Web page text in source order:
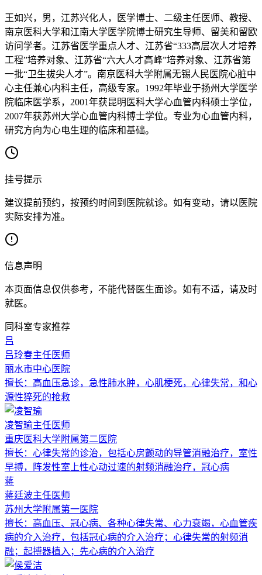
王如兴，男，江苏兴化人，医学博士、二级主任医师、教授、
南京医科大学和江南大学医学院博士研究生导师、留美和留欧
访问学者。江苏省医学重点人才、江苏省“333高层次人才培养
工程”培养对象、江苏省“六大人才高峰”培养对象、江苏省第
一批“卫生拔尖人才”。南京医科大学附属无锡人民医院心脏中
心主任兼心内科主任，高级专家。1992年毕业于扬州大学医学
院临床医学系，2001年获昆明医科大学心血管内科硕士学位，
2007年获苏州大学心血管内科博士学位。专业为心血管内科，
研究方向为心电生理的临床和基础。
挂号提示
建议提前预约，按预约时间到医院就诊。如有变动，请以医院
实际安排为准。
信息声明
本页面信息仅供参考，不能代替医生面诊。如有不适，请及时
就医。
同科室专家推荐
吕
吕玲春主任医师
丽水市中心医院
擅长： 高血压急诊，急性肺水肿，心肌梗死，心律失常，和心
源性猝死的抢救
凌智瑜主任医师
重庆医科大学附属第二医院
擅长： 心律失常的诊治，包括心房颤动的导管消融治疗，室性
早搏，阵发性室上性心动过速的射频消融治疗，冠心病
蒋
蒋廷波主任医师
苏州大学附属第一医院
擅长： 高血压、冠心病、各种心律失常、心力衰竭，心血管疾
病的介入治疗，包括冠心病的介入治疗；心律失常的射频消
融；起搏器植入；先心病的介入治疗